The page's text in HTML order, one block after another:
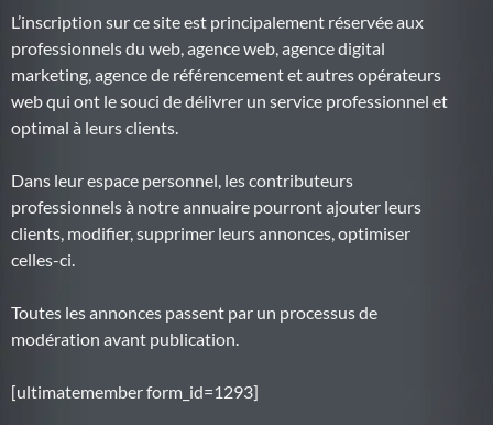
L’inscription sur ce site est principalement réservée aux
professionnels du web, agence web, agence digital
marketing, agence de référencement et autres opérateurs
web qui ont le souci de délivrer un service professionnel et
optimal à leurs clients.
Dans leur espace personnel, les contributeurs
professionnels à notre annuaire pourront ajouter leurs
clients, modifier, supprimer leurs annonces, optimiser
celles-ci.
Toutes les annonces passent par un processus de
modération avant publication.
[ultimatemember form_id=1293]